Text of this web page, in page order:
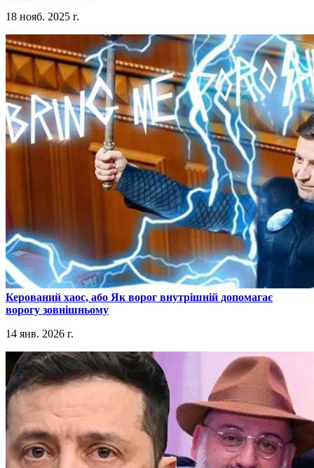
18 нояб. 2025 г.
​Керований хаос, або Як ворог внутрішній допомагає
ворогу зовнішньому
14 янв. 2026 г.